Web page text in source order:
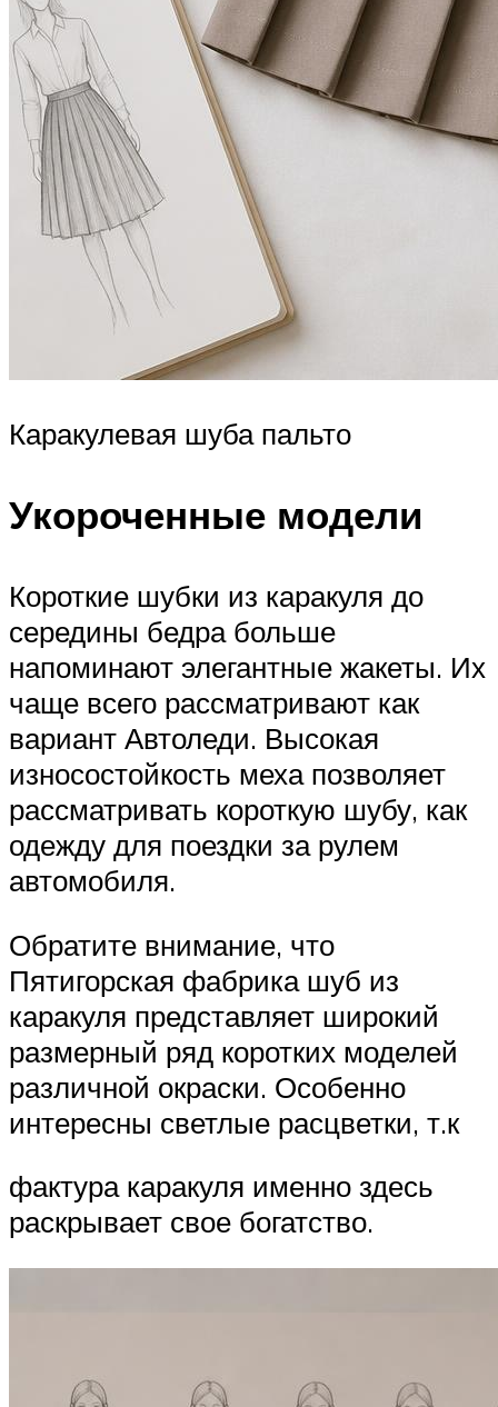
Каракулевая шуба пальто
Укороченные модели
Короткие шубки из каракуля до
середины бедра больше
напоминают элегантные жакеты. Их
чаще всего рассматривают как
вариант Автоледи. Высокая
износостойкость меха позволяет
рассматривать короткую шубу, как
одежду для поездки за рулем
автомобиля.
Обратите внимание, что
Пятигорская фабрика шуб из
каракуля представляет широкий
размерный ряд коротких моделей
различной окраски. Особенно
интересны светлые расцветки, т.к
фактура каракуля именно здесь
раскрывает свое богатство.